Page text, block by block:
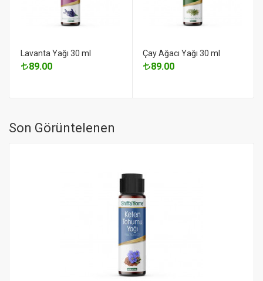
Lavanta Yağı 30 ml
89.00
Çay Ağacı Yağı 30 ml
89.00
Son Görüntelenen